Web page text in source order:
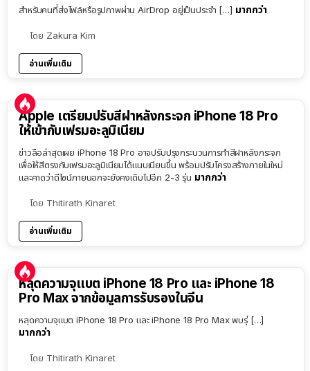
สำหรับคนที่ส่งไฟล์หรือรูปภาพผ่าน AirDrop อยู่เป็นประจำ […] มากกว่า
โดย Zakura Kim
อ่านเพิ่มเติม
Apple เตรียมปรับสีฝาหลังกระจก iPhone 18 Pro
ให้เข้ากับเฟรมอะลูมิเนียม
ข่าวลือล่าสุดเผย iPhone 18 Pro อาจปรับปรุงกระบวนการทำสีฝาหลังกระจก
เพื่อให้สีตรงกับเฟรมอะลูมิเนียมได้แนบเนียนขึ้น พร้อมปรับโครงสร้างภายในใหม่
และคาดว่าดีไซน์ภายนอกจะยังคงเดิมไปอีก 2-3 รุ่น มากกว่า
โดย Thitirath Kinaret
อ่านเพิ่มเติม
หลุดความจุแบต iPhone 18 Pro และ iPhone 18
Pro Max จากข้อมูลการรับรองในจีน
หลุดความจุแบต iPhone 18 Pro และ iPhone 18 Pro Max พบรุ่ […]
มากกว่า
โดย Thitirath Kinaret